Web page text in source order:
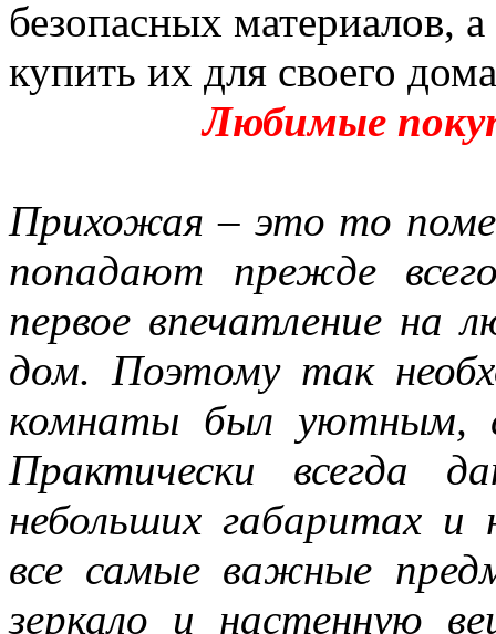
безопасных материалов,
купить их для своего
Любимые
Прихожая – это то
попадают прежде
первое впечатление на
дом. Поэтому так
комнаты был уютным,
Практически всегда
небольших габаритах и
все самые важные
зеркало и настенную